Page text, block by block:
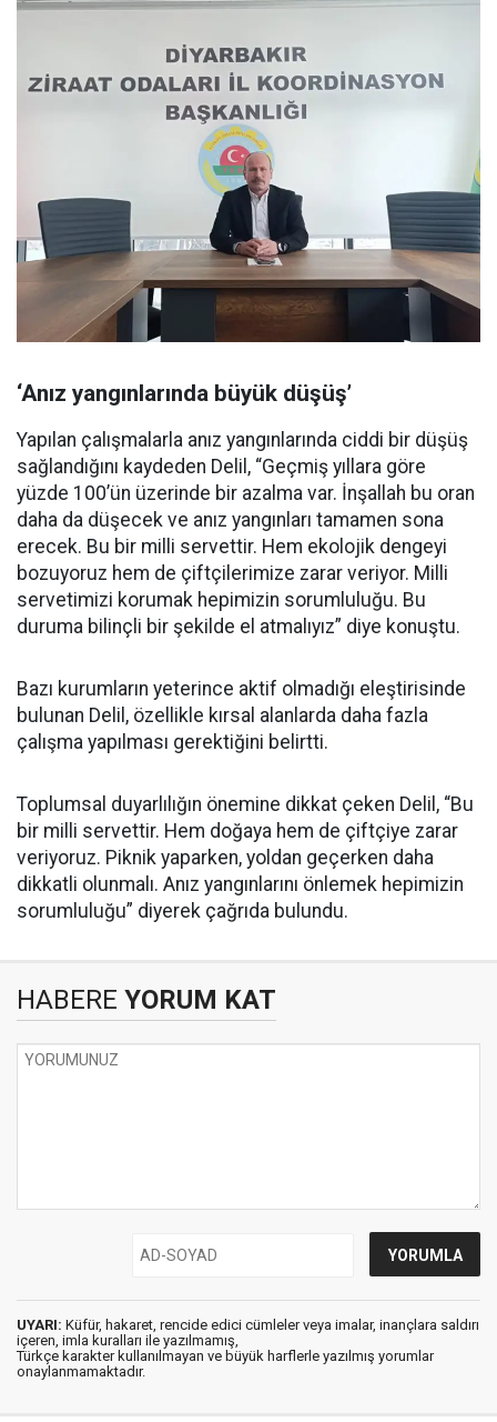
‘Anız yangınlarında büyük düşüş’
Yapılan çalışmalarla anız yangınlarında ciddi bir düşüş
sağlandığını kaydeden Delil, “Geçmiş yıllara göre
yüzde 100’ün üzerinde bir azalma var. İnşallah bu oran
daha da düşecek ve anız yangınları tamamen sona
erecek. Bu bir milli servettir. Hem ekolojik dengeyi
bozuyoruz hem de çiftçilerimize zarar veriyor. Milli
servetimizi korumak hepimizin sorumluluğu. Bu
duruma bilinçli bir şekilde el atmalıyız” diye konuştu.
Bazı kurumların yeterince aktif olmadığı eleştirisinde
bulunan Delil, özellikle kırsal alanlarda daha fazla
çalışma yapılması gerektiğini belirtti.
Toplumsal duyarlılığın önemine dikkat çeken Delil, “Bu
bir milli servettir. Hem doğaya hem de çiftçiye zarar
veriyoruz. Piknik yaparken, yoldan geçerken daha
dikkatli olunmalı. Anız yangınlarını önlemek hepimizin
sorumluluğu” diyerek çağrıda bulundu.
HABERE YORUM KAT
UYARI: Küfür, hakaret, rencide edici cümleler veya imalar, inançlara saldırı
içeren, imla kuralları ile yazılmamış,
Türkçe karakter kullanılmayan ve büyük harflerle yazılmış yorumlar
onaylanmamaktadır.